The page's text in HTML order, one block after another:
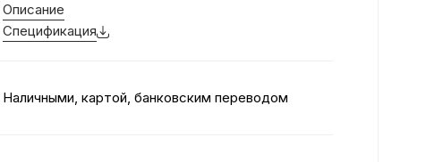
Описание
Спецификация
Наличными, картой, банковским переводом